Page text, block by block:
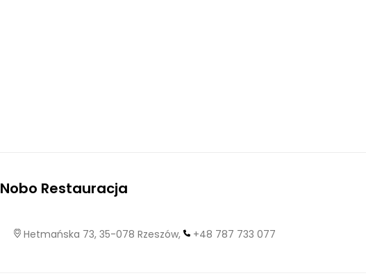
Nobo Restauracja
Hetmańska 73, 35-078 Rzeszów, +48 787 733 077